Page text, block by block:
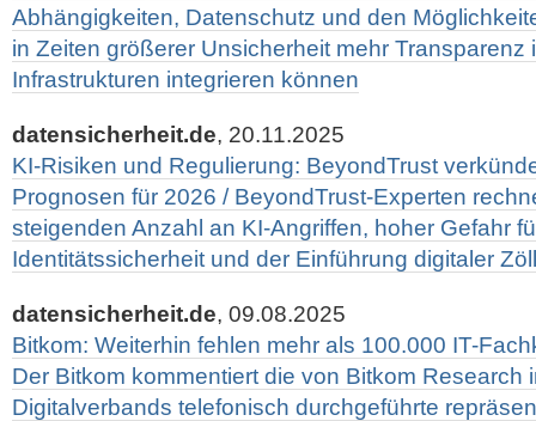
Abhängigkeiten, Datenschutz und den
in Zeiten größerer Unsicherheit mehr Transparenz
Infrastrukturen integrieren können
datensicherheit.de, 20.11.2025
KI-Risiken und Regulierung: BeyondTrust
Prognosen für 2026 / BeyondTrust-Experten
steigenden Anzahl an KI-Angriffen, hoher Gefahr
Identitätssicherheit und der Einführung digitaler
datensicherheit.de, 09.08.2025
Bitkom: Weiterhin fehlen mehr als 100.000 IT-
Der Bitkom kommentiert die von Bitkom Research
Digitalverbands telefonisch durchgeführte